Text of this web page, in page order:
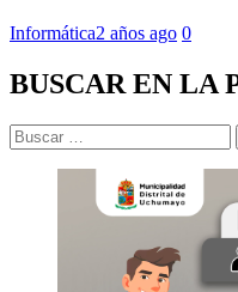
Informática2 años ago 0
BUSCAR EN LA
Buscar: